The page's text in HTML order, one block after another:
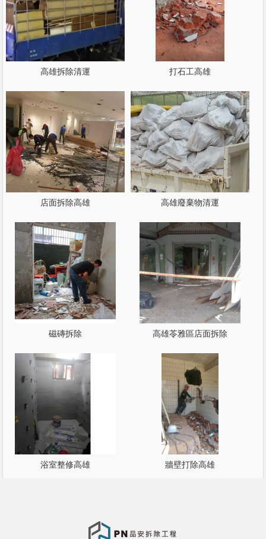
高雄拆除清運 打石工高雄
店面拆除高雄 高雄廢棄物清運
磁磚拆除 高雄苓雅區店面拆除
浴室整修高雄 牆壁打除高雄